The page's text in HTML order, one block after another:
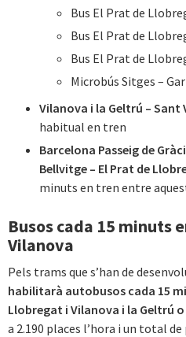
Bus El Prat de
Bus El Prat de
Bus El Prat de
Microbús Sitges –
Vilanova i la Geltrú – Sant
habitual en tren
Barcelona Passeig de
Bellvitge – El Prat de
minuts en tren entre
Busos cada 15 minuts
Vilanova
Pels trams que s’han de
habilitarà autobusos cada 15
Llobregat i Vilanova i la Geltrú
a 2.190 places l’hora i un total